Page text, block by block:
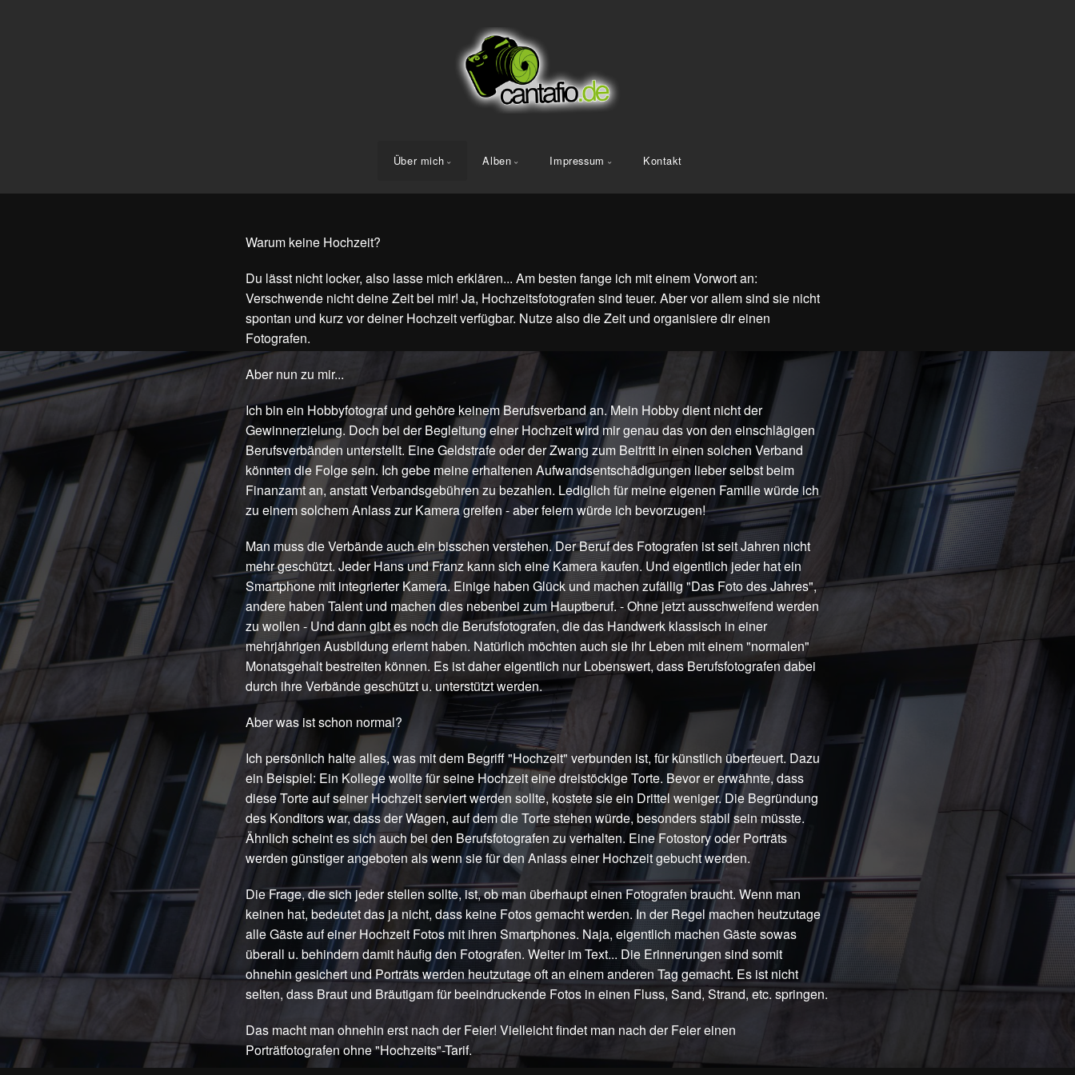
Über mich Alben Impressum Kontakt
Warum keine Hochzeit?
Du lässt nicht locker, also lasse mich erklären... Am besten fange ich mit einem Vorwort an:
Verschwende nicht deine Zeit bei mir! Ja, Hochzeitsfotografen sind teuer. Aber vor allem sind sie nicht
spontan und kurz vor deiner Hochzeit verfügbar. Nutze also die Zeit und organisiere dir einen
Fotografen.
Aber nun zu mir...
Ich bin ein Hobbyfotograf und gehöre keinem Berufsverband an. Mein Hobby dient nicht der
Gewinnerzielung. Doch bei der Begleitung einer Hochzeit wird mir genau das von den einschlägigen
Berufsverbänden unterstellt. Eine Geldstrafe oder der Zwang zum Beitritt in einen solchen Verband
könnten die Folge sein. Ich gebe meine erhaltenen Aufwandsentschädigungen lieber selbst beim
Finanzamt an, anstatt Verbandsgebühren zu bezahlen. Lediglich für meine eigenen Familie würde ich
zu einem solchem Anlass zur Kamera greifen - aber feiern würde ich bevorzugen!
Man muss die Verbände auch ein bisschen verstehen. Der Beruf des Fotografen ist seit Jahren nicht
mehr geschützt. Jeder Hans und Franz kann sich eine Kamera kaufen. Und eigentlich jeder hat ein
Smartphone mit integrierter Kamera. Einige haben Glück und machen zufällig "Das Foto des Jahres",
andere haben Talent und machen dies nebenbei zum Hauptberuf. - Ohne jetzt ausschweifend werden
zu wollen - Und dann gibt es noch die Berufsfotografen, die das Handwerk klassisch in einer
mehrjährigen Ausbildung erlernt haben. Natürlich möchten auch sie ihr Leben mit einem "normalen"
Monatsgehalt bestreiten können. Es ist daher eigentlich nur Lobenswert, dass Berufsfotografen dabei
durch ihre Verbände geschützt u. unterstützt werden.
Aber was ist schon normal?
Ich persönlich halte alles, was mit dem Begriff "Hochzeit" verbunden ist, für künstlich überteuert. Dazu
ein Beispiel: Ein Kollege wollte für seine Hochzeit eine dreistöckige Torte. Bevor er erwähnte, dass
diese Torte auf seiner Hochzeit serviert werden sollte, kostete sie ein Drittel weniger. Die Begründung
des Konditors war, dass der Wagen, auf dem die Torte stehen würde, besonders stabil sein müsste.
Ähnlich scheint es sich auch bei den Berufsfotografen zu verhalten. Eine Fotostory oder Porträts
werden günstiger angeboten als wenn sie für den Anlass einer Hochzeit gebucht werden.
Die Frage, die sich jeder stellen sollte, ist, ob man überhaupt einen Fotografen braucht. Wenn man
keinen hat, bedeutet das ja nicht, dass keine Fotos gemacht werden. In der Regel machen heutzutage
alle Gäste auf einer Hochzeit Fotos mit ihren Smartphones. Naja, eigentlich machen Gäste sowas
überall u. behindern damit häufig den Fotografen. Weiter im Text... Die Erinnerungen sind somit
ohnehin gesichert und Porträts werden heutzutage oft an einem anderen Tag gemacht. Es ist nicht
selten, dass Braut und Bräutigam für beeindruckende Fotos in einen Fluss, Sand, Strand, etc. springen.
Das macht man ohnehin erst nach der Feier! Vielleicht findet man nach der Feier einen
Porträtfotografen ohne "Hochzeits"-Tarif.